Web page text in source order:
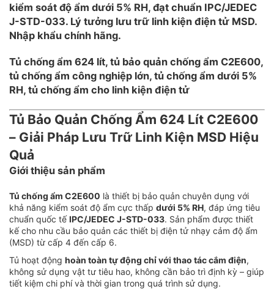
kiểm soát độ ẩm dưới 5% RH, đạt chuẩn IPC/JEDEC
J-STD-033. Lý tưởng lưu trữ linh kiện điện tử MSD.
Nhập khẩu chính hãng.
Tủ chống ẩm 624 lít, tủ bảo quản chống ẩm C2E600,
tủ chống ẩm công nghiệp lớn, tủ chống ẩm dưới 5%
RH, tủ chống ẩm cho linh kiện điện tử
Tủ Bảo Quản Chống Ẩm 624 Lít C2E600
– Giải Pháp Lưu Trữ Linh Kiện MSD Hiệu
Quả
Giới thiệu sản phẩm
Tủ chống ẩm C2E600 là thiết bị bảo quản chuyên dụng với
khả năng kiểm soát độ ẩm cực thấp dưới 5% RH, đáp ứng tiêu
chuẩn quốc tếIPC/JEDEC J-STD-033. Sản phẩm được thiết
kế cho nhu cầu bảo quản các thiết bị điện tử nhạy cảm độ ẩm
(MSD) từ cấp 4 đến cấp 6.
Tủ hoạt động hoàn toàn tự động chỉ với thao tác cắm điện,
không sử dụng vật tư tiêu hao, không cần bảo trì định kỳ – giúp
tiết kiệm chi phí và thời gian trong quá trình sử dụng.